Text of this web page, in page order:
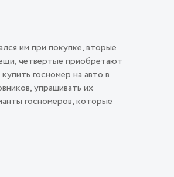
им при покупке, вторые
четвертые приобретают
госномер на авто в
упрашивать их
госномеров, которые